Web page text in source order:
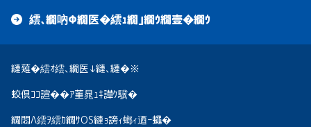
繧､繝吶Φ繝医�繧ｭ繝｣繝ｳ繝壹�繝ｳ
縺薙�繧ｵ繧､繝医↓縺､縺�※
蛟倶ｺｺ諠��ｱ菫晁ｭｷ譁ｹ驥�
繝悶Λ繧ｦ繧ｶ繝ｻOS縺ｮ謗ｨ螂ｨ迺ｰ蠅�